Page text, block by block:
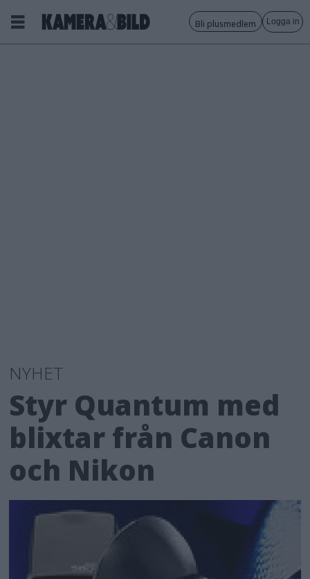
Bli plusmedlem Logga in
NYHET
Styr Quantum med
blixtar från Canon
och Nikon